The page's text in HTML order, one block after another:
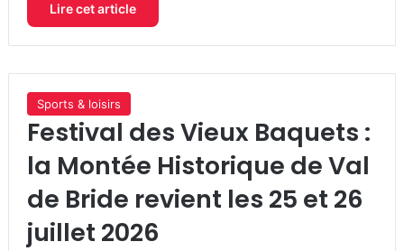
Lire cet article
Sports & loisirs
Festival des Vieux Baquets :
la Montée Historique de Val
de Bride revient les 25 et 26
juillet 2026